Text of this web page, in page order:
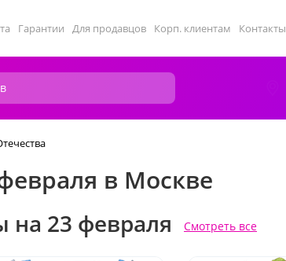
Гарантии Для продавцов Корп. клиентам Контакты
в Москве
на 23 февраля Смотреть все